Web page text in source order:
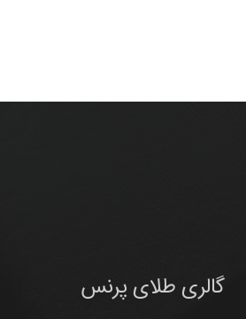
گالری طلای پرنس